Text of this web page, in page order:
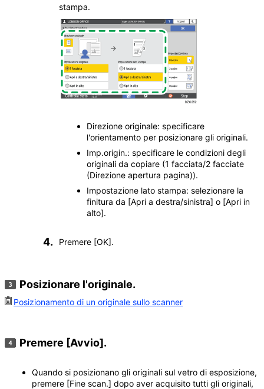
stampa.
Direzione originale: specificare
l'orientamento per posizionare gli originali.
Imp.origin.: specificare le condizioni degli
originali da copiare (1 facciata/2 facciate
(Direzione apertura pagina)).
Impostazione lato stampa: selezionare la
finitura da [Apri a destra/sinistra] o [Apri in
alto].
Premere [OK].
Posizionare l'originale.
Posizionamento di un originale sullo scanner
Premere [Avvio].
Quando si posizionano gli originali sul vetro di esposizione,
premere [Fine scan.] dopo aver acquisito tutti gli originali,